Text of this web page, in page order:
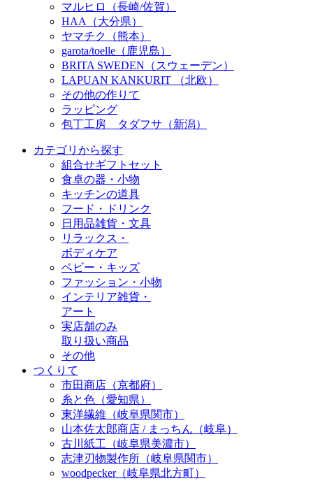
マルヒロ（長崎/佐賀）
HAA（大分県）
ヤマチク（熊本）
garota/toelle（鹿児島）
BRITA SWEDEN（スウェーデン）
LAPUAN KANKURIT （北欧）
その他の作りて
ラッピング
包丁工房 タダフサ（新潟）
カテゴリから探す
組合せギフトセット
食卓の器・小物
キッチンの道具
フード・ドリンク
日用品雑貨・文具
リラックス・
ボディケア
ベビー・キッズ
ファッション・小物
インテリア雑貨・
アート
実店舗のみ
取り扱い商品
その他
つくりて
市田商店（京都府）
糸と色（愛知県）
東洋繊維（岐阜県関市）
山本佐太郎商店 / まっちん（岐阜）
古川紙工（岐阜県美濃市）
志津刃物製作所（岐阜県関市）
woodpecker（岐阜県北方町）